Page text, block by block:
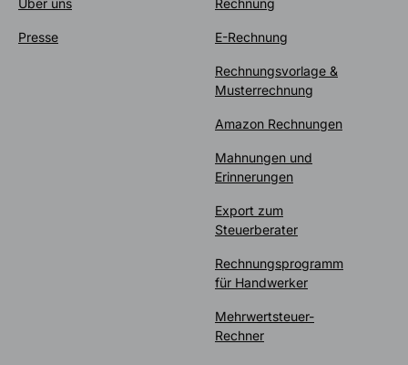
Über uns
Presse
Rechnung
E-Rechnung
Rechnungsvorlage &
Musterrechnung
Amazon Rechnungen
Mahnungen und
Erinnerungen
Export zum
Steuerberater
Rechnungsprogramm
für Handwerker
Mehrwertsteuer-
Rechner